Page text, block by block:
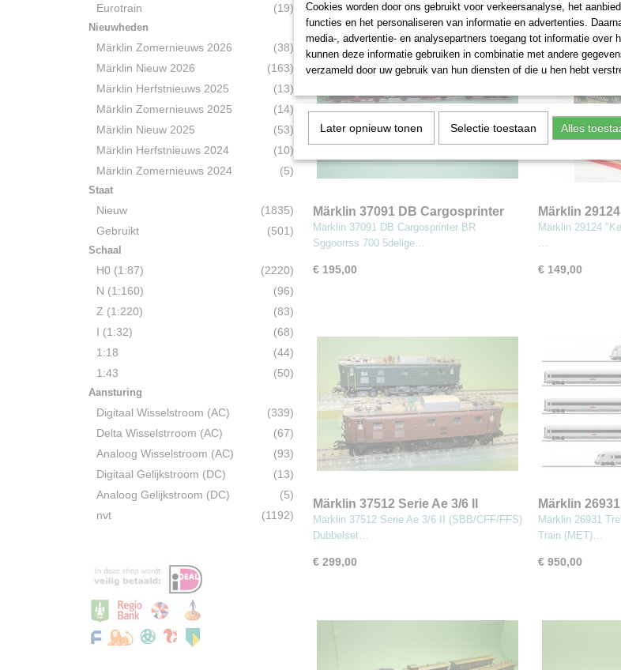
Eurotrain
(19)
Nieuwheden
Märklin Zomernieuws 2026
(38)
Märklin Nieuw 2026
(163)
Märklin Herfstnieuws 2025
(13)
Märklin Zomernieuws 2025
(14)
Märklin Nieuw 2025
(53)
Märklin Herfstnieuws 2024
(10)
Märklin Zomernieuws 2024
(5)
Staat
Nieuw
(1835)
Gebruikt
(501)
Schaal
H0 (1:87)
(2220)
N (1:160)
(96)
Z (1:220)
(83)
I (1:32)
(68)
1:18
(44)
1:43
(50)
Aansturing
Digitaal Wisselstroom (AC)
(339)
Delta Wisselstrroom (AC)
(67)
Analoog Wisselstroom (AC)
(93)
Digitaal Gelijkstroom (DC)
(13)
Analoog Gelijkstroom (DC)
(5)
nvt
(1192)
Märklin 37091 DB Cargosprinter
BR Sggoorrss 700
Märklin 37091 DB Cargosprinter BR
Sggoorrss 700 5delige…
€ 195,00
Märklin
Start-Up -
Märklin 29124
…
€ 149,00
Märklin 37512 Serie Ae 3/6 II
(SBB/CFF/FFS) Dubbelset
elektrische locomotieven
Märklin 37512 Serie Ae 3/6 II (SBB/CFF/FFS)
Dubbelset…
€ 299,00
Märklin
Metropolitan
Märklin 26931
Train (MET)…
€ 950,00
Cookies worden door ons gebruikt voor verkeersanalyse, het
functies en het personaliseren van informatie en advertenties.
media-, advertentie- en analysepartners toegang tot informatie over
kunnen deze informatie gebruiken in combinatie met andere
verzameld door uw gebruik van hun diensten of die u hen hebt
Later opnieuw tonen Selectie toestaan Alles